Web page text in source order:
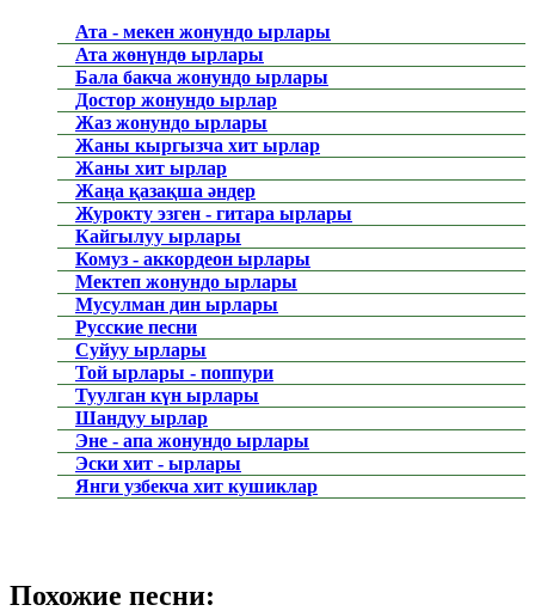
Ата - мекен жонундо ырлары
Ата жөнүндө ырлары
Бала бакча жонундо ырлары
Достор жонундо ырлар
Жаз жонундо ырлары
Жаны кыргызча хит ырлар
Жаны хит ырлар
Жаңа қазақша әндер
Журокту эзген - гитара ырлары
Кайгылуу ырлары
Комуз - аккордеон ырлары
Мектеп жонундо ырлары
Мусулман дин ырлары
Русские песни
Суйуу ырлары
Той ырлары - поппури
Туулган күн ырлары
Шандуу ырлар
Эне - апа жонундо ырлары
Эски хит - ырлары
Янги узбекча хит кушиклар
Похожие песни: